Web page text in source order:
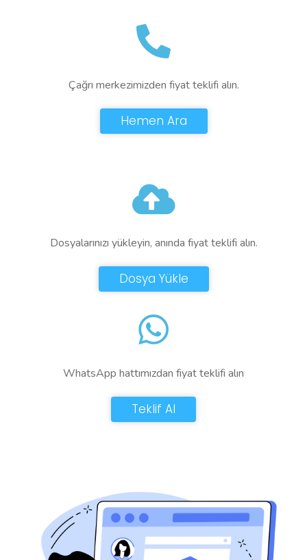
Çağrı merkezimizden fiyat teklifi alın.
Hemen Ara
Dosyalarınızı yükleyin, anında fiyat teklifi alın.
Dosya Yükle
WhatsApp hattımızdan fiyat teklifi alın
Teklif Al